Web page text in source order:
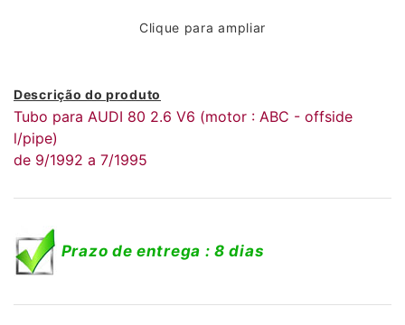
Clique para ampliar
Descrição do produto
Tubo para AUDI 80 2.6 V6 (motor : ABC - offside
l/pipe)
de 9/1992 a 7/1995
Prazo de entrega : 8 dias